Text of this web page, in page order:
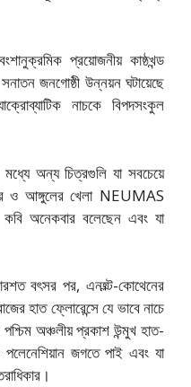
প্রয়োজনীয় কাষ্ঠখন্ড
জনগোষ্ঠী উন্নয়ন ঘটায়েছে
নাচকে বিপদসংকুল
মধ্যে অন্য চিত্রগুলি যা সবচেয়ে
ও আঙ্গুলের খেলা NEUMAS
অনেকবার বলেছেন এবং যা
বৎসর পর, এনহ্ল্ট-কোথেনের
হাত ফ্লোরেন্সে যে ভাবে নাচে
অঞ্চলীয় প্রকাশ উন্মুখ হাত-
পলেনেশিয়ান জগতে পাই এবং যা